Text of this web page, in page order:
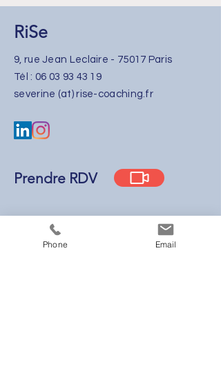
RiSe
9, rue Jean Leclaire - 75017 Paris
​Tél : 06 03 93 43 19
severine (at) rise-coaching.fr
Prendre RDV
Ecrire à RiSe
Phone Email